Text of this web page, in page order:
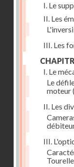
I. Le
II. Les
III. Les
I. Le
Le
moteur
II. Les
III.